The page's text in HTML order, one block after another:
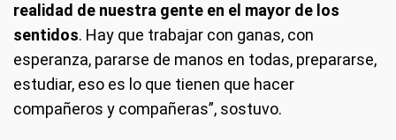
realidad de nuestra gente en el mayor de los
sentidos. Hay que trabajar con ganas, con
esperanza, pararse de manos en todas, prepararse,
estudiar, eso es lo que tienen que hacer
compañeros y compañeras”, sostuvo.